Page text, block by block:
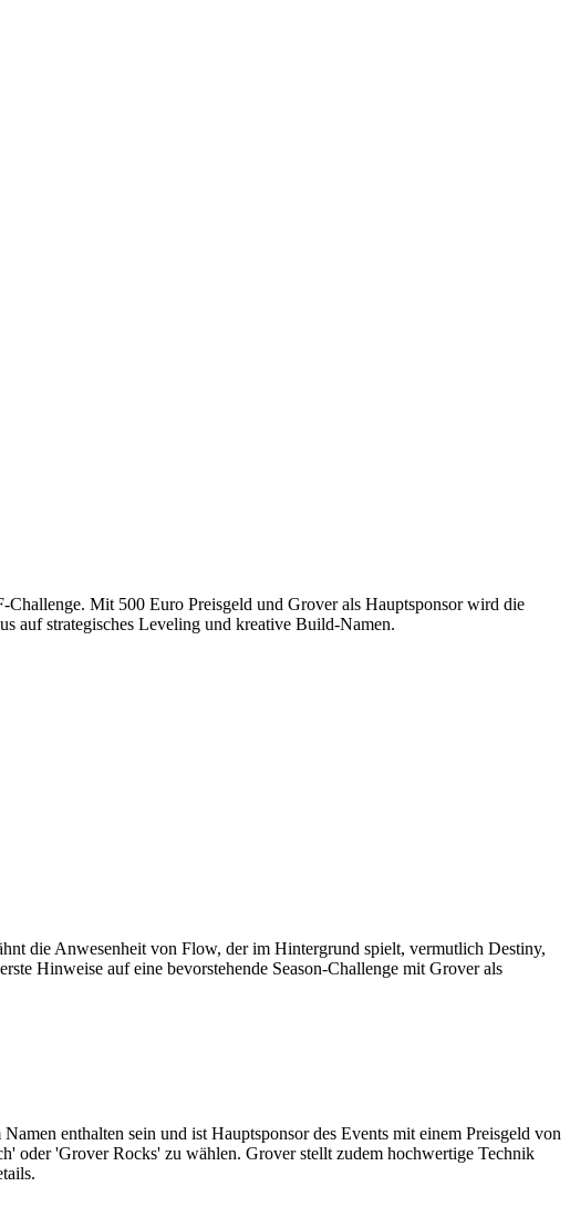
Challenge. Mit 500 Euro Preisgeld und Grover als Hauptsponsor wird die
auf strategisches Leveling und kreative Build-Namen.
die Anwesenheit von Flow, der im Hintergrund spielt, vermutlich Destiny,
Hinweise auf eine bevorstehende Season-Challenge mit Grover als
enthalten sein und ist Hauptsponsor des Events mit einem Preisgeld von
oder 'Grover Rocks' zu wählen. Grover stellt zudem hochwertige Technik